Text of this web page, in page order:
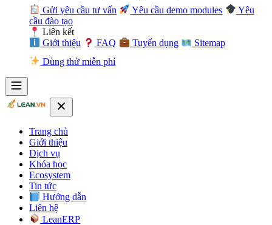
Gửi yêu cầu tư vấn
Yêu cầu demo modules
Yêu
cầu đào tạo
Liên kết
Giới thiệu
FAQ Tuyển dụng
Sitemap
Dùng thử miễn phí
Trang chủ
Giới thiệu
Dịch vụ
Khóa học
Ecosystem
Tin tức
Hướng dẫn
Liên hệ
LeanERP